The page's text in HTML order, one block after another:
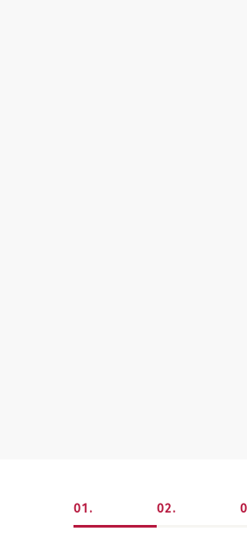
1 2